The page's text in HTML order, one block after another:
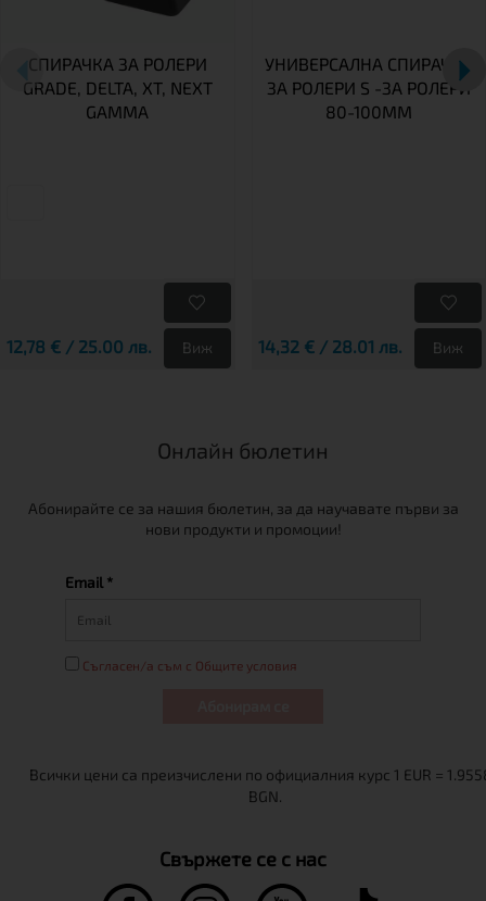
СПИРАЧКА ЗА РОЛЕРИ
GRADE, DELTA, XT, NEXT
GAMMA
12,78 € / 25.00 лв. Виж
УНИВЕРСАЛНА СПИРАЧКА
ЗА РОЛЕРИ S -ЗА РОЛЕРИ
80-100MM
14,32 € / 28.01 лв. Виж
Онлайн бюлетин
Абонирайте се за нашия бюлетин, за да научавате първи за
нови продукти и промоции!
Email *
Съгласен/а съм с Общите условия
Свържете се с нас